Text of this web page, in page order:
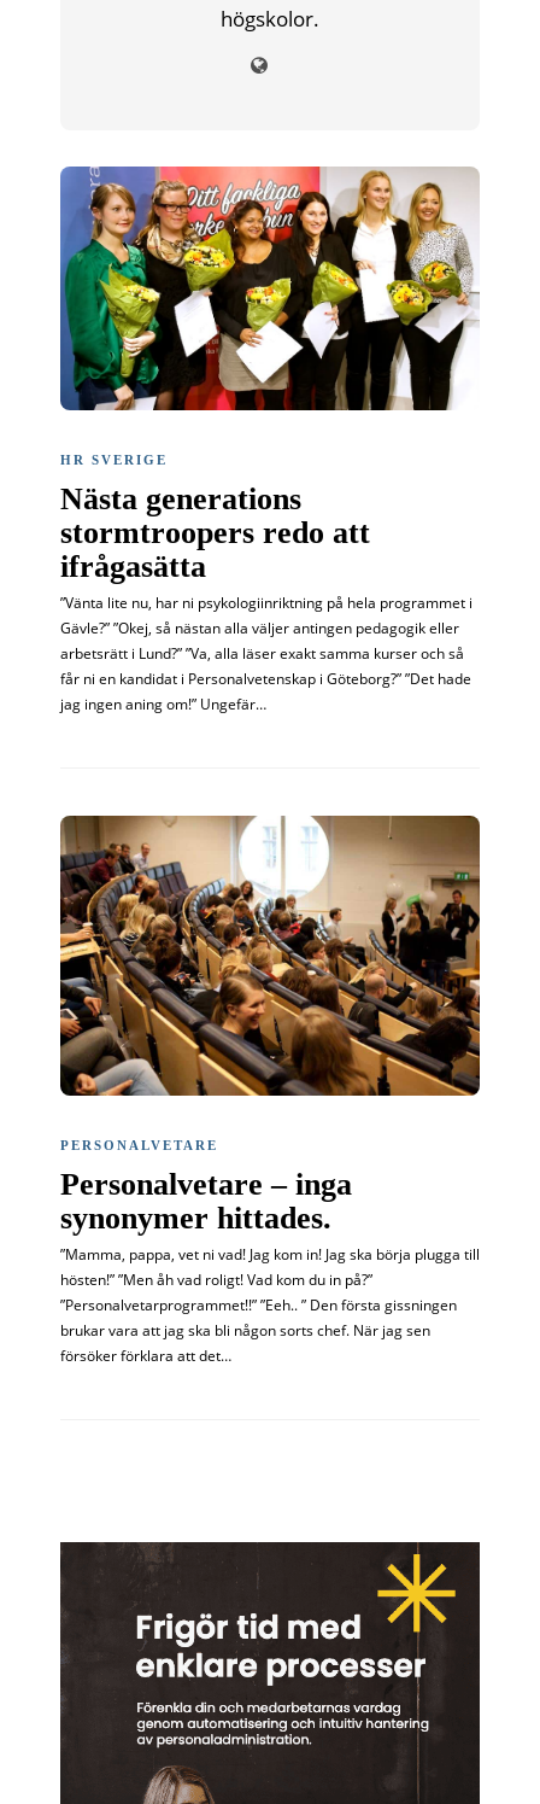
högskolor.
HR SVERIGE
Nästa generations
stormtroopers redo att
ifrågasätta
”Vänta lite nu, har ni psykologiinriktning på hela programmet i
Gävle?” ”Okej, så nästan alla väljer antingen pedagogik eller
arbetsrätt i Lund?” ”Va, alla läser exakt samma kurser och så
får ni en kandidat i Personalvetenskap i Göteborg?” ”Det hade
jag ingen aning om!” Ungefär…
PERSONALVETARE
Personalvetare – inga
synonymer hittades.
”Mamma, pappa, vet ni vad! Jag kom in! Jag ska börja plugga till
hösten!” ”Men åh vad roligt! Vad kom du in på?”
”Personalvetarprogrammet!!” ”Eeh.. ” Den första gissningen
brukar vara att jag ska bli någon sorts chef. När jag sen
försöker förklara att det…